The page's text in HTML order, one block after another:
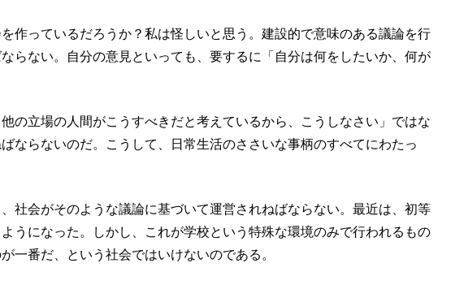
作っているだろうか？私は怪しいと思う。建設的で意味のある議論を行
らない。自分の意見といっても、要するに「自分は何をしたいか、何が
の立場の人間がこうすべきだと考えているから、こうしなさい」ではな
ならないのだ。こうして、日常生活のささいな事柄のすべてにわたっ
社会がそのような議論に基づいて運営されねばならない。最近は、初等
うになった。しかし、これが学校という特殊な環境のみで行われるもの
一番だ、という社会ではいけないのである。